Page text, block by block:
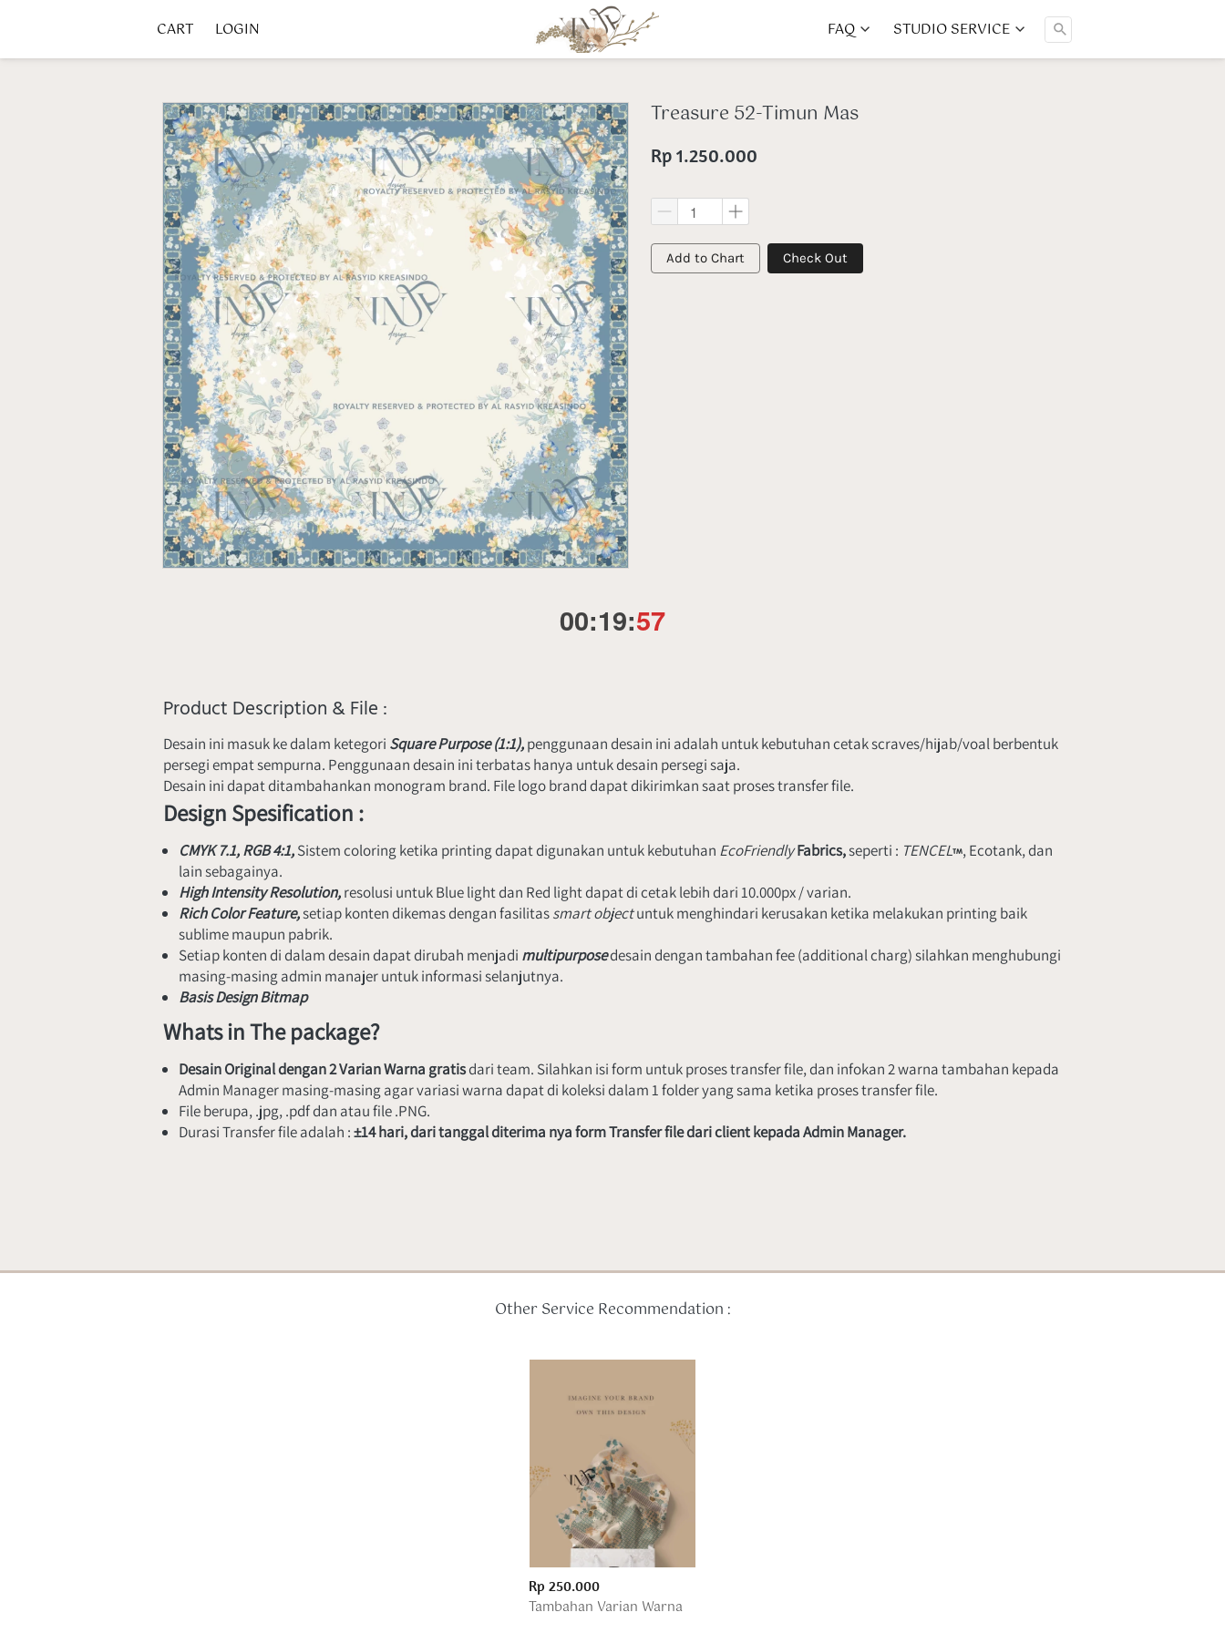
CART LOGIN FAQ STUDIO SERVICE
Treasure 52-Timun Mas
Rp 1.250.000
`
Add to Chart `
Check Out
00:19:56
Product Description & File :
Desain ini masuk ke dalam ketegori Square Purpose (1:1), penggunaan desain ini adalah untuk kebutuhan cetak scraves/hijab/voal berbentuk
persegi empat sempurna. Penggunaan desain ini terbatas hanya untuk desain persegi saja.
Desain ini dapat ditambahankan monogram brand. File logo brand dapat dikirimkan saat proses transfer file.
Design Spesification :
CMYK 7.1, RGB 4:1, Sistem coloring ketika printing dapat digunakan untuk kebutuhan EcoFriendly Fabrics, seperti : TENCEL , Ecotank, dan
lain sebagainya.
High Intensity Resolution, resolusi untuk Blue light dan Red light dapat di cetak lebih dari 10.000px / varian.
Rich Color Feature, setiap konten dikemas dengan fasilitas smart object untuk menghindari kerusakan ketika melakukan printing baik
sublime maupun pabrik.
Setiap konten di dalam desain dapat dirubah menjadi multipurpose desain dengan tambahan fee (additional charg) silahkan menghubungi
masing-masing admin manajer untuk informasi selanjutnya.
Basis Design Bitmap
Whats in The package?
Desain Original dengan 2 Varian Warna gratis dari team. Silahkan isi form untuk proses transfer file, dan infokan 2 warna tambahan kepada
Admin Manager masing-masing agar variasi warna dapat di koleksi dalam 1 folder yang sama ketika proses transfer file.
File berupa, .jpg, .pdf dan atau file .PNG.
Durasi Transfer file adalah : ±14 hari, dari tanggal diterima nya form Transfer file dari client kepada Admin Manager.
Other Service Recommendation :
Rp 250.000
Tambahan Varian Warna